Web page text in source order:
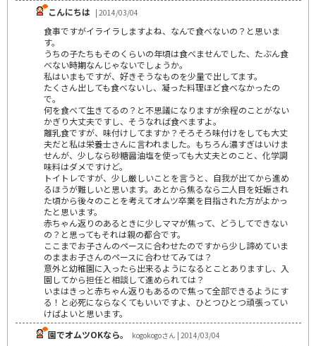
こんにちは | 2014/03/04
食事ですがイライラしますよね、なんで食べないの？と思いま
す。
うちの子たちもそのくらいの年頃は食べませんでした、たぶん食
べない時期なんじゃないでしょうか。
私はいまもですが、好きそうなものを少量で出してます。
たくさん出しても食べないし、凝った料理ほど食べなかったの
で。
何を食べて生きてるの？と不思議になりますが余程のことがない
かぎり大丈夫ですし、そうなれば食べますよ。
離乳食ですが、味付けしてますか？そろそろ味付けをしても大丈
夫だと私は栄養士さんに言われました。もちろん濃すぎはいけま
せんが、少しなら砂糖醤油塩を使っても大丈夫とのこと、化学調
味料はダメですけど。
トイトレですが、少し厳しいことを言うと、自我が出てから進め
るほうが難しいと思います。あとから焦るなら二人目を妊娠され
た頃から後々のことを考えてオムツ卒業を目指された方がよかっ
たと思います。
赤ちゃん返りのあるときに少しママが焦って、どうしてできない
の？と思ってもそれは親の都合です。
ここまでお子さんのペースに合わせたのですから少し諦めていま
のままお子さんのペースに合わせてみては？
意外と幼稚園に入ったら出来るようになるとことありますし、入
園してから担任と相談して進められては？
いまはきっと赤ちゃん返りもあるので焦って全部できるようにす
る！と必死にならなくてもいいですよ、ひとつひとつ頑張ってい
けばよいと思います。
園でオムツOKなら。
kogokogoさん | 2014/03/04